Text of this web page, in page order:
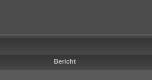
Bericht